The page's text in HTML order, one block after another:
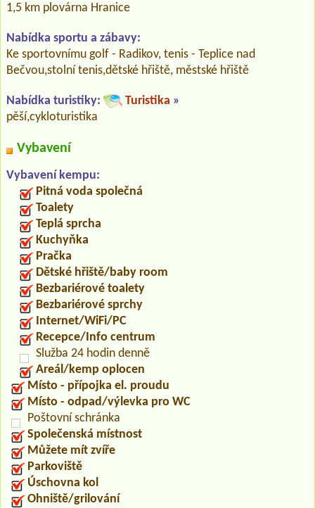
1,5 km plovárna Hranice
Nabídka sportu a zábavy:
Ke sportovnímu golf - Radikov, tenis - Teplice nad
Bečvou,stolní tenis,dětské hřiště, městské hřiště
Nabídka turistiky: Turistika »
pěší,cykloturistika
Vybavení
Vybavení kempu:
Pitná voda společná
Toalety
Teplá sprcha
Kuchyňka
Pračka
Dětské hřiště/baby room
Bezbariérové toalety
Bezbariérové sprchy
Internet/WiFi/PC
Recepce/Info centrum
Služba 24 hodin denně
Areál/kemp oplocen
Místo - přípojka el. proudu
Místo - odpad/výlevka pro WC
Poštovní schránka
Společenská místnost
Můžete mít zvíře
Parkoviště
Úschovna kol
Ohniště/grilování